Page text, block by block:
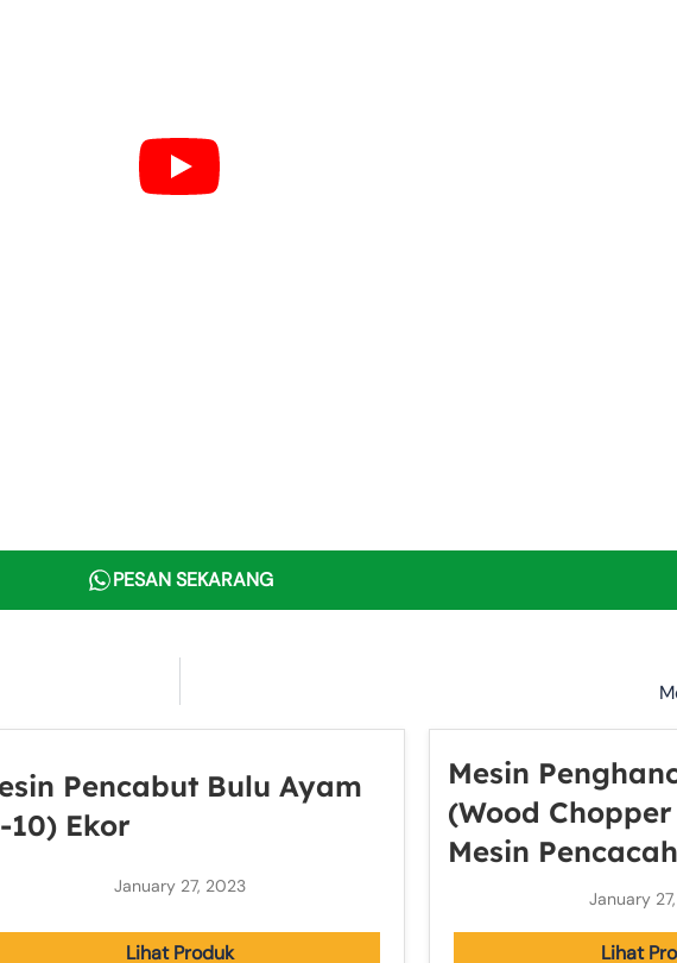
PESAN SEKARANG
Pencabut Bulu Ayam
10) Ekor
January 27, 2023
Lihat Produk
Mesin
(Wood
Mesin
January
Lihat